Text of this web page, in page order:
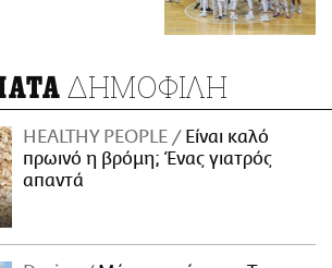
ΔΗΜΟΦΙΛΗ
HEALTHY PEOPLE
Είναι καλό
πρωινό η βρόμη; Ένας γιατρός
απαντά